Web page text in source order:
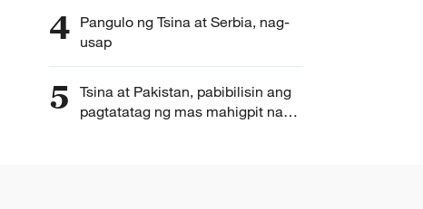
4 Pangulo ng Tsina at Serbia, nag-
usap
5
Tsina at Pakistan, pabibilisin ang
pagtatatag ng mas mahigpit na